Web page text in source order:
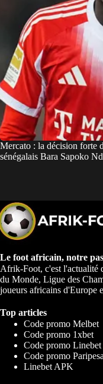
Mercato : la décision forte
sénégalais Bara Sapoko
Le foot africain, notre
Afrik-Foot, c'est
du Monde, Ligue des
joueurs africains d'Europe
Top articles
Code promo Melbet
Code promo 1xbet
Code promo Linebet
Code promo Paripesa
Linebet APK